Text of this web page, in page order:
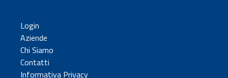
Login
Aziende
Chi Siamo
Contatti
Informativa Privacy